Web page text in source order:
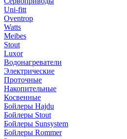
Uni-fitt
Oventrop
Watts
Meibes
Stout
Luxor
Водонагреватели
Электрические
Проточные
Накопительные
Косвенные
Бойлеры Hajdu
Бойлеры Stout
Бойлеры Sunsystem
Бойлеры Rommer